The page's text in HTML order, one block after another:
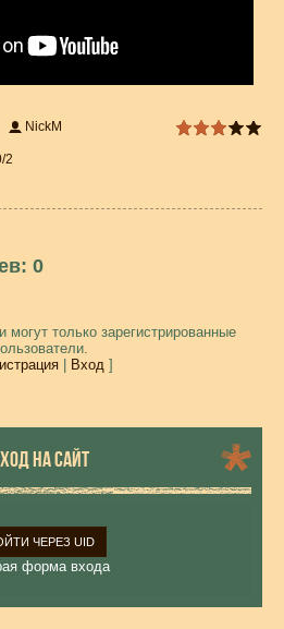
NickM
/2
: 0
только зарегистрированные
| Вход]
НА САЙТ
ЧЕРЕЗ UID
форма входа